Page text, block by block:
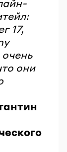
17,
они